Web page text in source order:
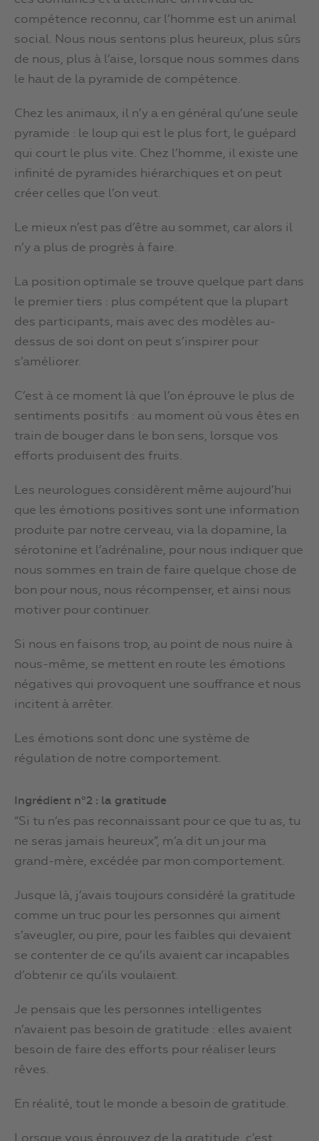
compétence reconnu, car l’homme est un animal
social. Nous nous sentons plus heureux, plus sûrs
de nous, plus à l’aise, lorsque nous sommes dans
le haut de la pyramide de compétence.
Chez les animaux, il n’y a en général qu’une seule
pyramide : le loup qui est le plus fort, le guépard
qui court le plus vite. Chez l’homme, il existe une
infinité de pyramides hiérarchiques et on peut
créer celles que l’on veut.
Le mieux n’est pas d’être au sommet, car alors il
n’y a plus de progrès à faire.
La position optimale se trouve quelque part dans
le premier tiers : plus compétent que la plupart
des participants, mais avec des modèles au-
dessus de soi dont on peut s’inspirer pour
s’améliorer.
C’est à ce moment là que l’on éprouve le plus de
sentiments positifs : au moment où vous êtes en
train de bouger dans le bon sens, lorsque vos
efforts produisent des fruits.
Les neurologues considèrent même aujourd’hui
que les émotions positives sont une information
produite par notre cerveau, via la dopamine, la
sérotonine et l’adrénaline, pour nous indiquer que
nous sommes en train de faire quelque chose de
bon pour nous, nous récompenser, et ainsi nous
motiver pour continuer.
Si nous en faisons trop, au point de nous nuire à
nous-même, se mettent en route les émotions
négatives qui provoquent une souffrance et nous
incitent à arrêter.
Les émotions sont donc une système de
régulation de notre comportement.
Ingrédient n°2 : la gratitude
“Si tu n’es pas reconnaissant pour ce que tu as, tu
ne seras jamais heureux”, m’a dit un jour ma
grand-mère, excédée par mon comportement.
Jusque là, j’avais toujours considéré la gratitude
comme un truc pour les personnes qui aiment
s’aveugler, ou pire, pour les faibles qui devaient
se contenter de ce qu’ils avaient car incapables
d’obtenir ce qu’ils voulaient.
Je pensais que les personnes intelligentes
n’avaient pas besoin de gratitude : elles avaient
besoin de faire des efforts pour réaliser leurs
rêves.
En réalité, tout le monde a besoin de gratitude.
Lorsque vous éprouvez de la gratitude, c’est